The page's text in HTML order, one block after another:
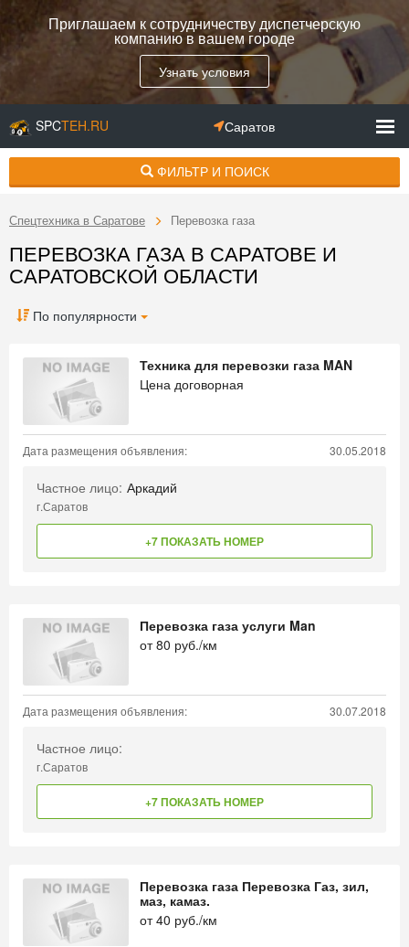
Приглашаем к сотрудничеству диспетчерскую
компанию в вашем городе
Узнать условия
SPCTEH.RU Саратов
ФИЛЬТР И ПОИСК
Спецтехника в Саратове Перевозка газа
ПЕРЕВОЗКА ГАЗА В САРАТОВЕ И
САРАТОВСКОЙ ОБЛАСТИ
По популярности
Техника для перевозки газа MAN
Цена договорная
Дата размещения объявления: 30.05.2018
Частное лицо: Аркадий
г.Саратов
+7 ПОКАЗАТЬ НОМЕР
Перевозка газа услуги Man
от80 руб./км
Дата размещения объявления: 30.07.2018
Частное лицо:
г.Саратов
+7 ПОКАЗАТЬ НОМЕР
Перевозка газа Перевозка Газ, зил,
маз, камаз.
от40 руб./км